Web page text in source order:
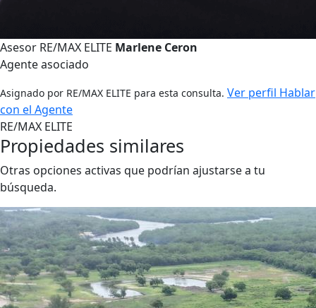
Asesor RE/MAX ELITE Marlene Ceron
Agente asociado
Asignado por RE/MAX ELITE para esta consulta. Ver perfil Hablar
con el Agente
RE/MAX ELITE
Propiedades similares
Otras opciones activas que podrían ajustarse a tu
búsqueda.